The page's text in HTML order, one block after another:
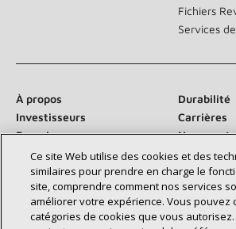
Fichiers
Services
À propos
Durabilité
Investisseurs
Carrières
Fournisseurs
Nous
Salle de presse
Communiquez avec nous :
Ce site Web utilise des cookies et des
similaires pour prendre en charge le
site, comprendre comment nos services
améliorer votre expérience. Vous pouvez
catégories de cookies que vous autorisez.